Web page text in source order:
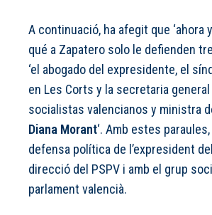
A continuació, ha afegit que ‘ahora
qué a Zapatero solo le defienden
‘el abogado del expresidente, el
en Les Corts y la secretaria
socialistas valencianos y ministra
Diana Morant‘. Amb estes
defensa política de l’expresident
direcció del PSPV i amb el grup
parlament valencià.